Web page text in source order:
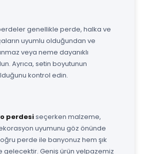
genellikle perde, halka ve
uyumlu olduğundan ve
veya neme dayanıklı
Ayrıca, setin boyutunun
kontrol edin.
perdesiseçerken malzeme,
uyumunu göz önünde
perde ile banyonuz hem şık
gelecektir. Geniş ürün yelpazemiz